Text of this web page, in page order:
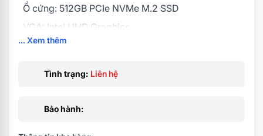
Ổ cứng: 512GB PCIe NVMe M.2 SSD
VGA: Intel UHD Graphics
Màn hình: 15.6 inch FHD (1920 x 1080),
... Xem thêm
Tình trạng: Liên hệ
Bảo hành: